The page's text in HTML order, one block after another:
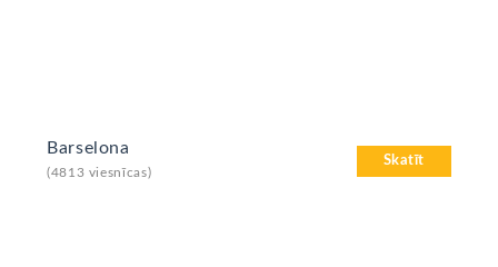
Skatīt
Barselona
(4813 viesnīcas)